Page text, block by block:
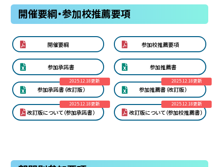
開催要綱・参加校推薦要項
開催要綱 参加校推薦要項
参加承諾書 参加推薦書
2025.12.18更新
参加承諾書（改訂版）
2025.12.18更新
参加推薦書（改訂版）
2025.12.18更新
改訂版について（参加承諾書）
2025.12.18更新
改訂版について（参加校推薦書）